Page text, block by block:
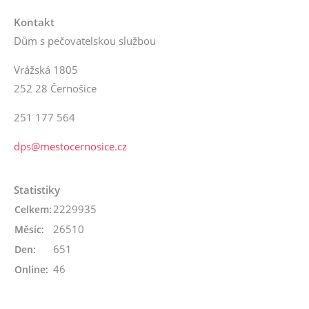
Kontakt
Dům s pečovatelskou službou
Vrážská 1805
252 28 Černošice
251 177 564
dps@mestocernosice.cz
Statistiky
Online: 46
Celkem: 2229935
Měsíc: 26510
Den: 651